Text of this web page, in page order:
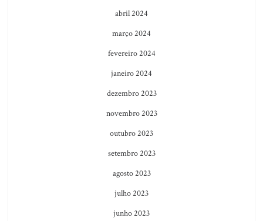
abril 2024
março 2024
fevereiro 2024
janeiro 2024
dezembro 2023
novembro 2023
outubro 2023
setembro 2023
agosto 2023
julho 2023
junho 2023